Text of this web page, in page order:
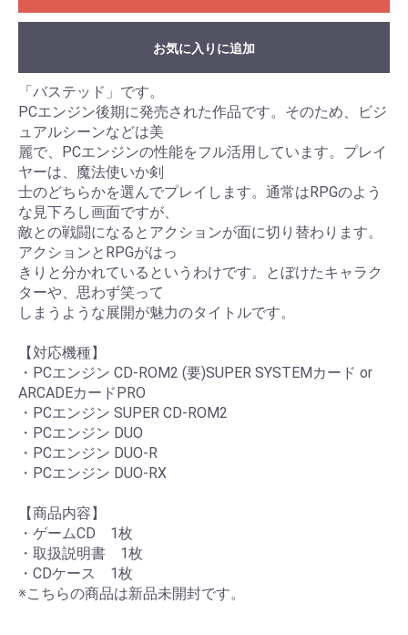
お気に入りに追加
「バステッド」です。
PCエンジン後期に発売された作品です。そのため、ビジ
ュアルシーンなどは美
麗で、PCエンジンの性能をフル活用しています。プレイ
ヤーは、魔法使いか剣
士のどちらかを選んでプレイします。通常はRPGのよう
な見下ろし画面ですが、
敵との戦闘になるとアクションが面に切り替わります。
アクションとRPGがはっ
きりと分かれているというわけです。とぼけたキャラク
ターや、思わず笑って
しまうような展開が魅力のタイトルです。
【対応機種】
・PCエンジン CD-ROM2 (要)SUPER SYSTEMカード or
ARCADEカードPRO
・PCエンジン SUPER CD-ROM2
・PCエンジン DUO
・PCエンジン DUO-R
・PCエンジン DUO-RX
【商品内容】
・ゲームCD 1枚
・取扱説明書 1枚
・CDケース 1枚
※こちらの商品は新品未開封です。